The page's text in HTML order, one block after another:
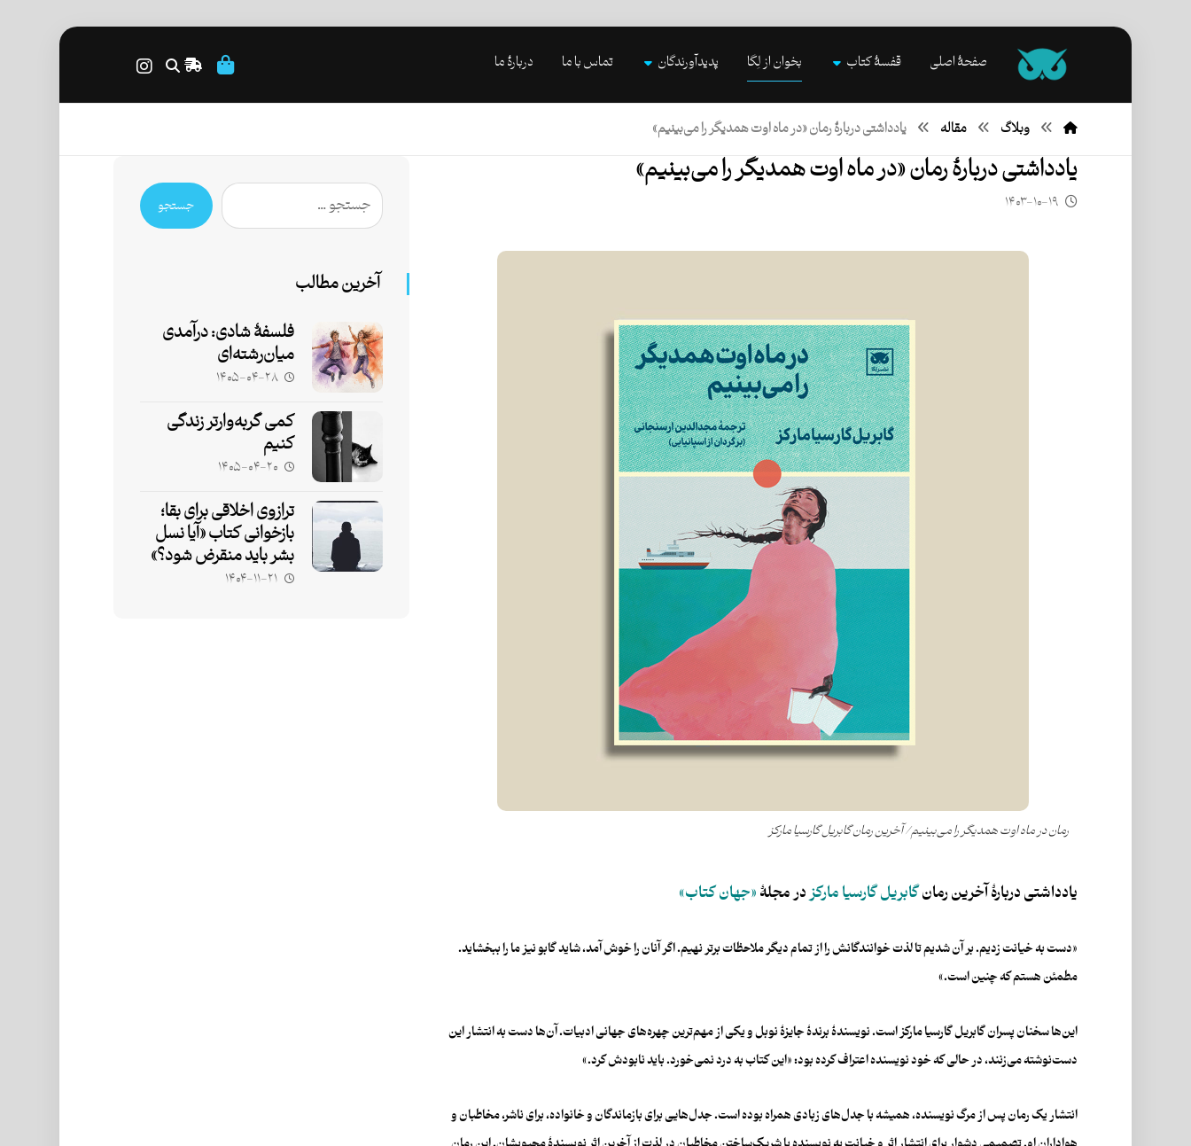
صفحۀ اصلی قفسۀ کتاب بخوان از لِگا پدیدآورندگان تماس با ما دربارۀ ما
وبلاگ مقاله یادداشتی دربارۀ رمان «در ماه اوت همدیگر را می‌بینیم»
یادداشتی دربارۀ رمان «در ماه اوت همدیگر را می‌بینیم»
۱۴۰۳-۱۰-۱۹
رمان در ماه اوت همدیگر را می‌بینیم/ آخرین رمان گابریل گارسیا مارکز
یادداشتی دربارۀ آخرین رمانگابریل گارسیا مارکزدر مجلۀ«جهان کتاب»
«دست به خیانت زدیم. بر آن شدیم تا لذت خوانندگانش را از تمام دیگر ملاحظات برتر نهیم. اگر آنان را خوش آمد،‌ شاید گابو نیز ما را ببخشاید.
مطمئن هستم که چنین است.»
این‌ها سخنان پسران گابریل گارسیا مارکز است. نویسندۀ برندۀ جایزۀ نوبل و یکی از مهم‌ترین چهره‌های جهانی ادبیات. آن‌ها دست به انتشار این
دست‌نوشته می‌زنند،‌ در حالی که خود نویسنده اعتراف کرده بود: «این کتاب به درد نمی‌خورد. باید نابودش کرد.»
انتشار یک رمان پس از مرگ نویسنده،‌ همیشه با جدل‌های زبادی همراه بوده است. جدل‌هایی برای بازماندگان و خانواده، برای ناشر، مخاطبان و
جستجو
آخرین مطالب
فلسفۀ شادی: درآمدی
میان‌رشته‌ای
۱۴۰۵-۰۴-۲۸
کمی گربه‌وارتر زندگی
کنیم
۱۴۰۵-۰۴-۲۰
ترازوی اخلاقی برای بقا؛
بازخوانی کتاب «آیا نسل
بشر باید منقرض شود؟»
۱۴۰۴-۱۱-۲۱